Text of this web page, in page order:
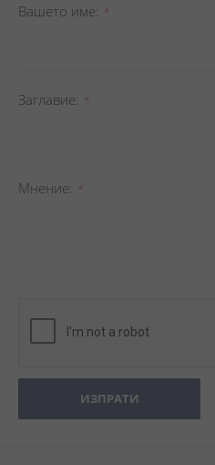
star
stars
stars
stars
stars
Вашето име
Заглавиe
Мнение
ИЗПРАТИ